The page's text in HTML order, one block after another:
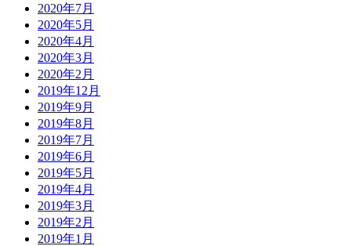
2020年7月
2020年5月
2020年4月
2020年3月
2020年2月
2019年12月
2019年9月
2019年8月
2019年7月
2019年6月
2019年5月
2019年4月
2019年3月
2019年2月
2019年1月